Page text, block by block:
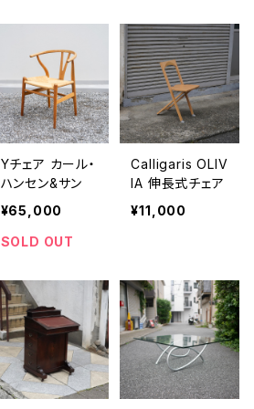
Yチェア カール・
ハンセン&サン
¥65,000
SOLD OUT
Calligaris OLIV
IA 伸長式チェア
¥11,000